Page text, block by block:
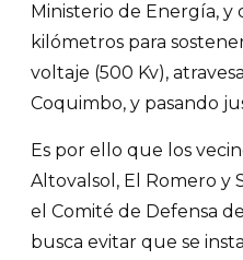
Ministerio de Energía, y
kilómetros para
voltaje (500 Kv),
Coquimbo, y pasando
Es por ello que los
Altovalsol, El Romero y
el Comité de Defensa
busca evitar que se